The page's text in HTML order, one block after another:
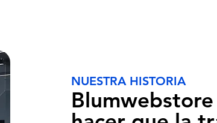
NUESTRA HISTORIA